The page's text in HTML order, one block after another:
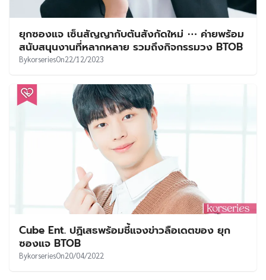
ยุกซองแจ เซ็นสัญญากับต้นสังกัดใหม่ ⋯ ค่ายพร้อม
สนับสนุนงานที่หลากหลาย รวมถึงกิจกรรมวง BTOB
BykorseriesOn22/12/2023
Cube Ent. ปฏิเสธพร้อมชี้แจงข่าวลือเดตของ ยุก
ซองแจ BTOB
BykorseriesOn20/04/2022